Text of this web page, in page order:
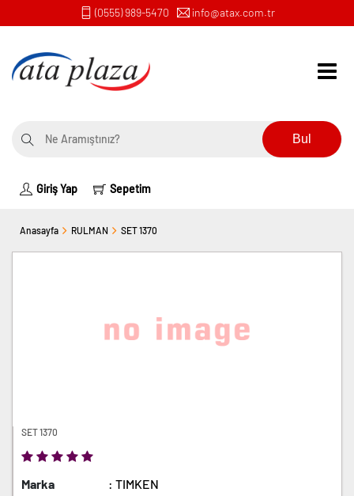
(0555) 989-5470 info@atax.com.tr
Bul
Giriş Yap Sepetim
Anasayfa RULMAN SET 1370
SET 1370
Marka
: TIMKEN